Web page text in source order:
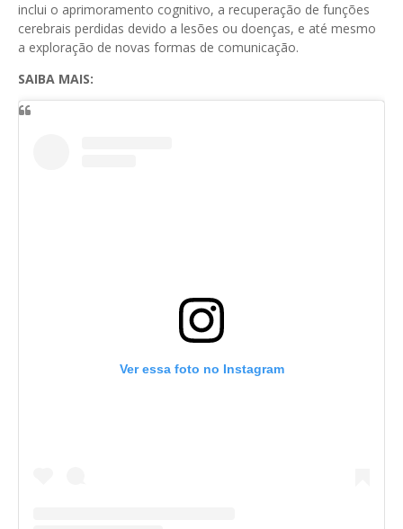
inclui o aprimoramento cognitivo, a recuperação de funções
cerebrais perdidas devido a lesões ou doenças, e até mesmo
a exploração de novas formas de comunicação.
SAIBA MAIS:
Ver essa foto no Instagram